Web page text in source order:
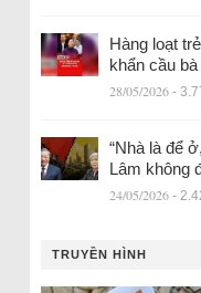
Hàng loạt
khẩn cầu
28/05/2026 -
“Nhà là để
Lâm không
24/05/2026 -
TRUYỀN HÌNH